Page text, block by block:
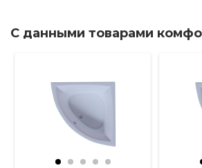
С данными товарами